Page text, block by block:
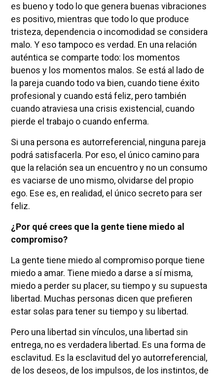
es bueno y todo lo que genera buenas vibraciones
es positivo, mientras que todo lo que produce
tristeza, dependencia o incomodidad se considera
malo. Y eso tampoco es verdad. En una relación
auténtica se comparte todo: los momentos
buenos y los momentos malos. Se está al lado de
la pareja cuando todo va bien, cuando tiene éxito
profesional y cuando está feliz, pero también
cuando atraviesa una crisis existencial, cuando
pierde el trabajo o cuando enferma.
Si una persona es autorreferencial, ninguna pareja
podrá satisfacerla. Por eso, el único camino para
que la relación sea un encuentro y no un consumo
es vaciarse de uno mismo, olvidarse del propio
ego. Ese es, en realidad, el único secreto para ser
feliz.
¿Por qué crees que la gente tiene miedo al
compromiso?
La gente tiene miedo al compromiso porque tiene
miedo a amar. Tiene miedo a darse a sí misma,
miedo a perder su placer, su tiempo y su supuesta
libertad. Muchas personas dicen que prefieren
estar solas para tener su tiempo y su libertad.
Pero una libertad sin vínculos, una libertad sin
entrega, no es verdadera libertad. Es una forma de
esclavitud. Es la esclavitud del yo autorreferencial,
de los deseos, de los impulsos, de los instintos, de